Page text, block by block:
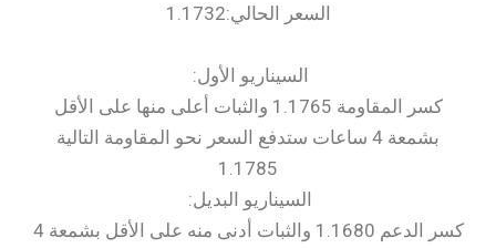
السعر الحالي:1.1732
السيناريو الأول:
كسر المقاومة 1.1765 والثبات أعلى منها على الأقل
بشمعة 4 ساعات ستدفع السعر نحو المقاومة التالية
1.1785
السيناريو البديل:
كسر الدعم 1.1680 والثبات أدنى منه على الأقل بشمعة 4